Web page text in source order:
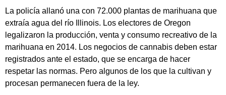
La policía allanó una con 72.000 plantas de marihuana que
extraía agua del río Illinois. Los electores de Oregon
legalizaron la producción, venta y consumo recreativo de la
marihuana en 2014. Los negocios de cannabis deben estar
registrados ante el estado, que se encarga de hacer
respetar las normas. Pero algunos de los que la cultivan y
procesan permanecen fuera de la ley.